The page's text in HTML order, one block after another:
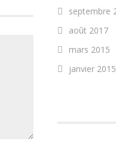
septembre
août 2017
mars 2015
janvier 2015